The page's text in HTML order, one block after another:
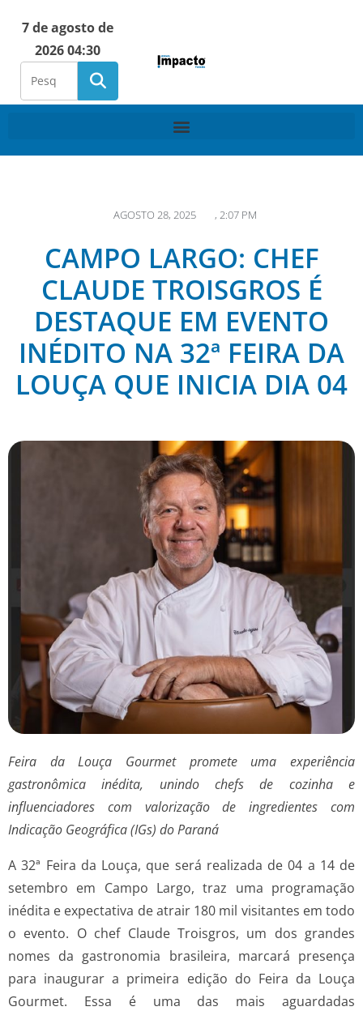
7 de agosto de
2026 04:30
AGOSTO 28, 2025 , 2:07 PM
CAMPO LARGO: CHEF
CLAUDE TROISGROS É
DESTAQUE EM EVENTO
INÉDITO NA 32ª FEIRA DA
LOUÇA QUE INICIA DIA 04
Feira da Louça Gourmet promete uma experiência
gastronômica inédita, unindo chefs de cozinha e
influenciadores com valorização de ingredientes com
Indicação Geográfica (IGs) do Paraná
A 32ª Feira da Louça, que será realizada de 04 a 14 de
setembro em Campo Largo, traz uma programação
inédita e expectativa de atrair 180 mil visitantes em todo
o evento. O chef Claude Troisgros, um dos grandes
nomes da gastronomia brasileira, marcará presença
para inaugurar a primeira edição do Feira da Louça
Gourmet. Essa é uma das mais aguardadas